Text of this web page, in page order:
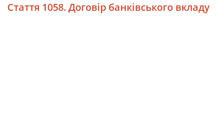
Стаття 1058. Договір банківського вкладу